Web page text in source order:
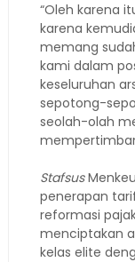
“Oleh karena
karena
memang
kami dalam
keseluruhan
sepotong-
seolah-olah
Stafsus
penerapan
reformasi
menciptakan
kelas elite